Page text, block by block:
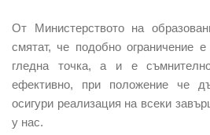
От Министерството на
смятат, че подобно ограничение
гледна точка, а и е
ефективно, при положение че
осигури реализация на всеки
у нас.